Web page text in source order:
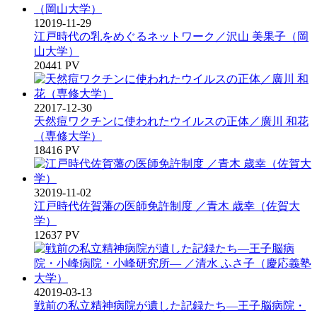
1 2019-11-29
江戸時代の乳をめぐるネットワーク／沢山 美果子（岡
山大学）
20441 PV
22017-12-30
天然痘ワクチンに使われたウイルスの正体／廣川 和花
（専修大学）
18416 PV
32019-11-02
江戸時代佐賀藩の医師免許制度 ／青木 歳幸（佐賀大
学）
12637 PV
42019-03-13
戦前の私立精神病院が遺した記録たち―王子脳病院・